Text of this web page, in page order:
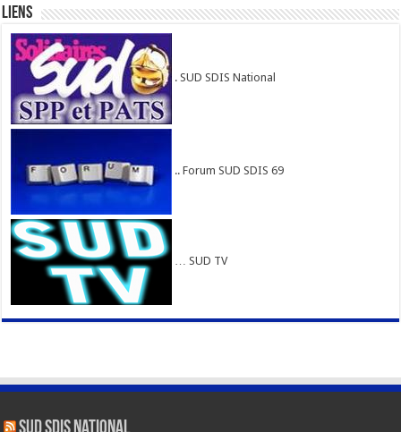
Liens
. SUD SDIS National
.. Forum SUD SDIS 69
… SUD TV